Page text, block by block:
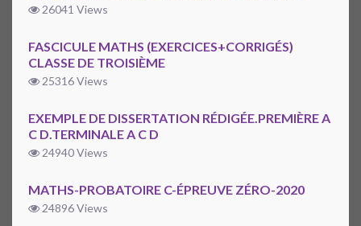
26041 Views
FASCICULE MATHS (EXERCICES+CORRIGÉS)
CLASSE DE TROISIÈME
25316 Views
EXEMPLE DE DISSERTATION RÉDIGÉE.PREMIÈRE A
C D.TERMINALE A C D
24940 Views
MATHS-PROBATOIRE C-ÉPREUVE ZÉRO-2020
24896 Views